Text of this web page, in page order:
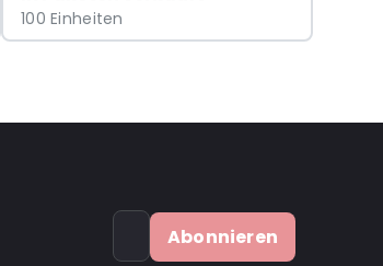
100 Einheiten
Abonnieren